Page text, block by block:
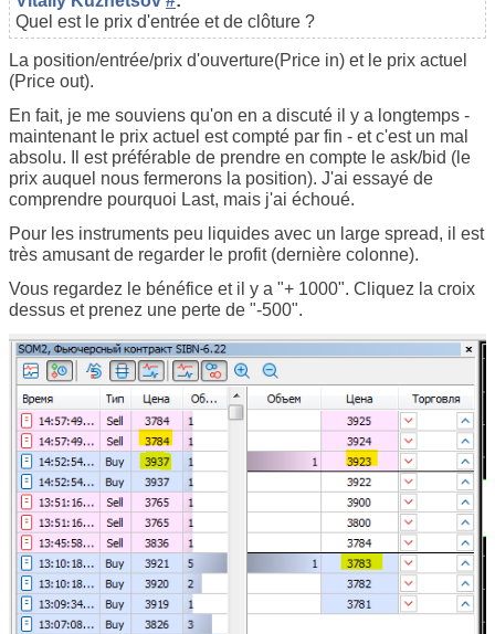
Quel est le prix d'entrée et de clôture ?
La position/entrée/prix d'ouverture(Price in) et le prix actuel
(Price out).
En fait, je me souviens qu'on en a discuté il y a longtemps -
maintenant le prix actuel est compté par fin - et c'est un mal
absolu. Il est préférable de prendre en compte le ask/bid (le
prix auquel nous fermerons la position). J'ai essayé de
comprendre pourquoi Last, mais j'ai échoué.
Pour les instruments peu liquides avec un large spread, il est
très amusant de regarder le profit (dernière colonne).
Vous regardez le bénéfice et il y a "+ 1000". Cliquez la croix
dessus et prenez une perte de "-500".